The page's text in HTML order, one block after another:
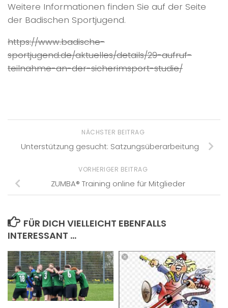
Weitere Informationen finden Sie auf der Seite
der Badischen Sportjugend.
https://www.badische-
sportjugend.de/aktuelles/details/29-aufruf-
teilnahme-an-der-sicherimsport-studie/
NÄCHSTER BEITRAG
Unterstützung gesucht: Satzungsüberarbeitung
VORHERIGER BEITRAG
ZUMBA® Training online für Mitglieder
FÜR DICH VIELLEICHT EBENFALLS
INTERESSANT …